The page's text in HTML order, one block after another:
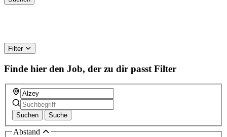
Filter
Finde hier den Job, der zu dir passt Filter
Suchen Suche
Abstand